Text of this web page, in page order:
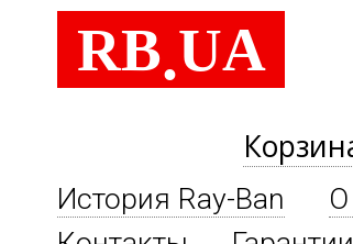
RB.UA
История Ray-Ban